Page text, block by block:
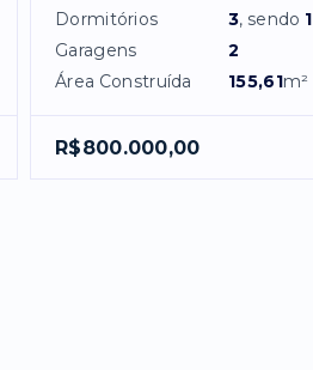
Dormitórios 3, sendo 1
Garagens
2
Área Construída
155,61m²
R$800.000,00